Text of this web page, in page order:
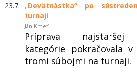
23.7.
„Devätnástka“ po
turnaji
Ján Kmeť
Príprava najstaršej
kategórie pokračovala
tromi súbojmi na turnaji.